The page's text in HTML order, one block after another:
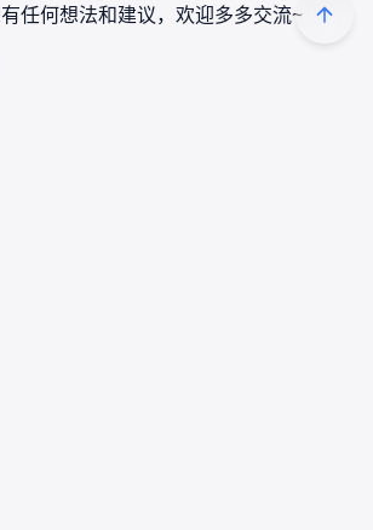
任何想法和建议，欢迎多多交流~